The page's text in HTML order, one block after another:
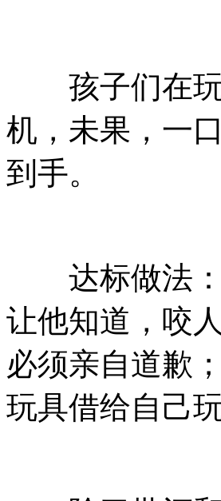
孩子们在玩
机，未果，一
到手。
达标做法：
让他知道，咬
必须亲自道歉
玩具借给自己